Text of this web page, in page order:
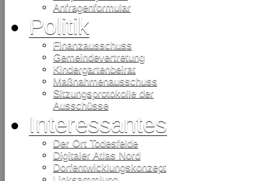
Anfragenformular
Politik
Finanzausschuss
Gemeindevertretung
Kindergartenbeirat
Maßnahmenausschuss
Sitzungsprotokolle der
Ausschüsse
Interessantes
Der Ort Todesfelde
Digitaler Atlas Nord
Dorfentwicklungskonzept